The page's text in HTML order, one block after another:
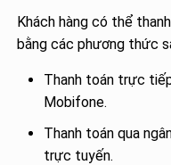
Khách hàng có thể
bằng các phương thức
Thanh toán trực
Mobifone.
Thanh toán qua
trực tuyến.